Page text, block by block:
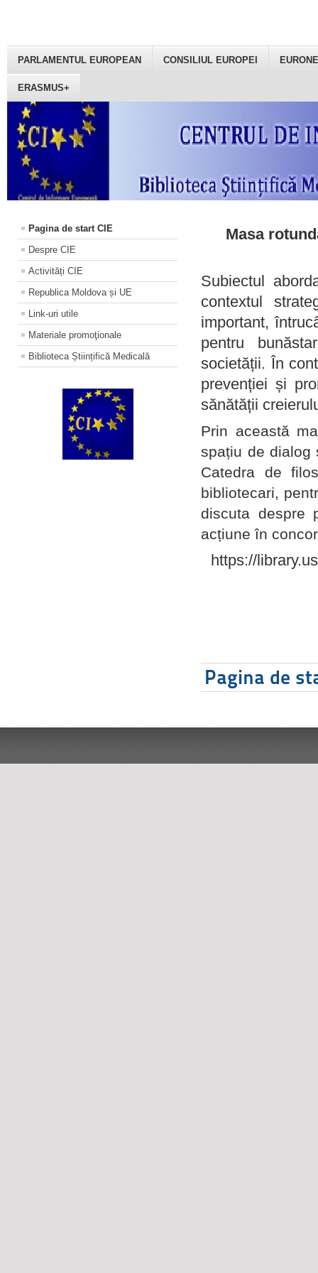
PARLAMENTUL EUROPEAN CONSILIUL EUROPEI
ERASMUS+
Pagina de start CIE
Despre CIE
Activități CIE
Republica Moldova și UE
Link-uri utile
Materiale promoţionale
Biblioteca Științifică Medicală
Masa
Subiectul
contextul
important,
pentru
societății. În
prevenției și
sănătății
Prin această
spațiu de dialog
Catedra de
bibliotecari,
discuta despre
acțiune în
https://
Pagina de